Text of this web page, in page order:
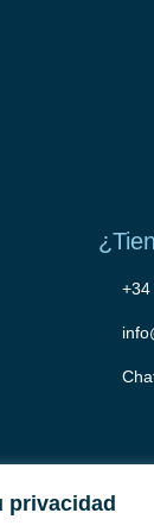
privacidad